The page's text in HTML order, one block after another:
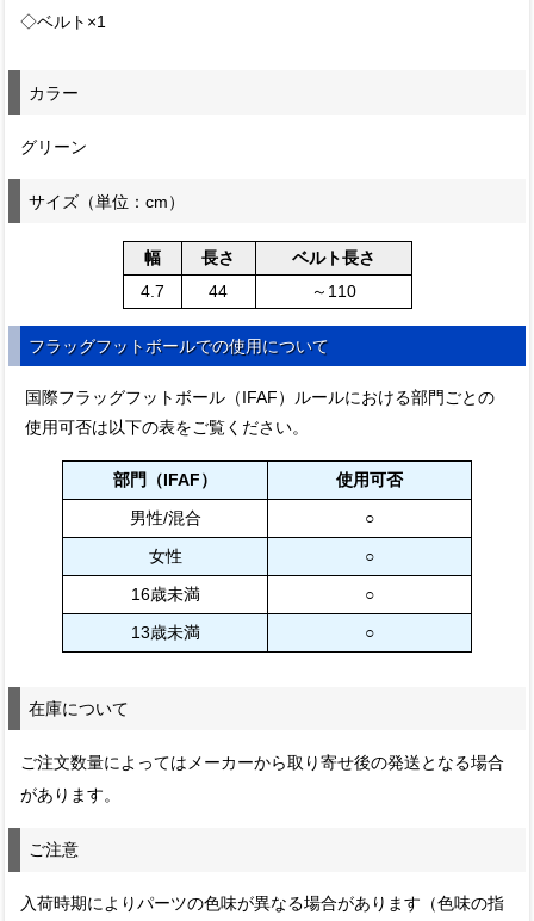
◇ベルト×1
カラー
グリーン
サイズ（単位：cm）
幅 長さ
ベルト長さ
4.7
44 ～110
フラッグフットボールでの使用について
国際フラッグフットボール（IFAF）ルールにおける部門ごとの
使用可否は以下の表をご覧ください。
部門（IFAF）
使用可否
男性/混合
○
女性
○
16歳未満
○
13歳未満
○
在庫について
ご注文数量によってはメーカーから取り寄せ後の発送となる場合
があります。
ご注意
入荷時期によりパーツの色味が異なる場合があります（色味の指